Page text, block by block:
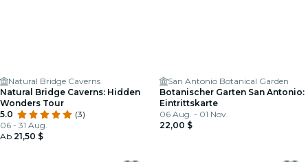
Natural Bridge Caverns
Natural Bridge Caverns: Hidden
Wonders Tour
5.0
(3)
06 - 31 Aug.
Ab 21,50 $
San Antonio Botanical Garden
Botanischer Garten San Antonio:
Eintrittskarte
06 Aug. - 01 Nov.
22,00 $